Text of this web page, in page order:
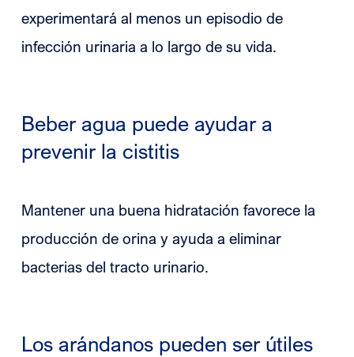
experimentará al menos un episodio de
infección urinaria a lo largo de su vida.
Beber agua puede ayudar a
prevenir la cistitis
Mantener una buena hidratación favorece la
producción de orina y ayuda a eliminar
bacterias del tracto urinario.
Los arándanos pueden ser útiles